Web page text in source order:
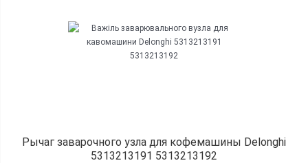
Рычаг заварочного узла для кофемашины Delonghi
5313213191 5313213192